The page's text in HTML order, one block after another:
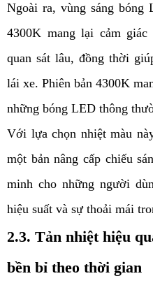
Ngoài ra, vùng sáng bóng
4300K mang lại cảm
quan sát lâu, đồng thời
lái xe. Phiên bản 4300K
những bóng LED thông
Với lựa chọn nhiệt màu
một bản nâng cấp chiếu
minh cho những người
hiệu suất và sự thoải mái
2.3. Tản nhiệt hiệu
bền bỉ theo thời gian